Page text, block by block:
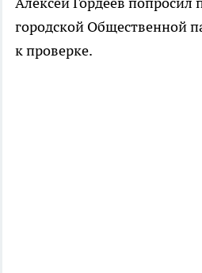
городской Общественной
к проверке.